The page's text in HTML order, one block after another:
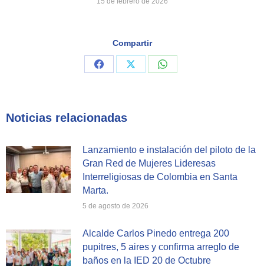
Compartir
Share
Share
Share
Noticias relacionadas
Lanzamiento e instalación del piloto de la
Gran Red de Mujeres Lideresas
Interreligiosas de Colombia en Santa
Marta.
5 de agosto de 2026
Alcalde Carlos Pinedo entrega 200
pupitres, 5 aires y confirma arreglo de
baños en la IED 20 de Octubre